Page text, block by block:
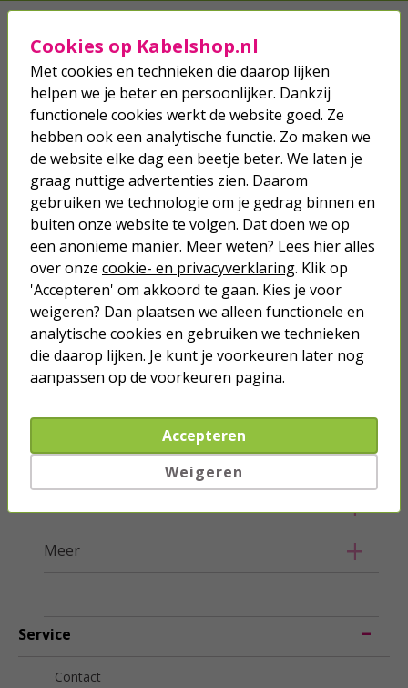
Netwerk
Stroom
Telefoon & Tablet
Verlichting
Hang- en sluitwerk
Buiten
Ongedierte bestrijden
Klussen
Huis
Meer
Service
Contact
Cookies op Kabelshop.nl
Met cookies en technieken die daarop lijken
helpen we je beter en persoonlijker. Dankzij
functionele cookies werkt de website goed. Ze
hebben ook een analytische functie. Zo maken we
de website elke dag een beetje beter. We laten je
graag nuttige advertenties zien. Daarom
gebruiken we technologie om je gedrag binnen en
buiten onze website te volgen. Dat doen we op
een anonieme manier. Meer weten? Lees hier alles
over onze cookie- en privacyverklaring. Klik op
'Accepteren' om akkoord te gaan. Kies je voor
weigeren? Dan plaatsen we alleen functionele en
analytische cookies en gebruiken we technieken
die daarop lijken. Je kunt je voorkeuren later nog
aanpassen op de voorkeuren pagina.
Accepteren
Weigeren